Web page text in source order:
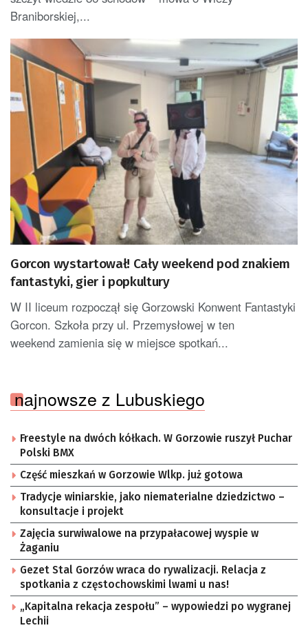
Braniborskiej,...
Gorcon wystartował! Cały weekend pod znakiem
fantastyki, gier i popkultury
W II liceum rozpoczął się Gorzowski Konwent Fantastyki
Gorcon. Szkoła przy ul. Przemysłowej w ten
weekend zamienia się w miejsce spotkań...
najnowsze z Lubuskiego
Freestyle na dwóch kółkach. W Gorzowie ruszył Puchar
Polski BMX
Część mieszkań w Gorzowie Wlkp. już gotowa
Tradycje winiarskie, jako niematerialne dziedzictwo –
konsultacje i projekt
Zajęcia surwiwalowe na przypałacowej wyspie w
Żaganiu
Gezet Stal Gorzów wraca do rywalizacji. Relacja z
spotkania z częstochowskimi lwami u nas!
„Kapitalna rekacja zespołu” – wypowiedzi po wygranej
Lechii